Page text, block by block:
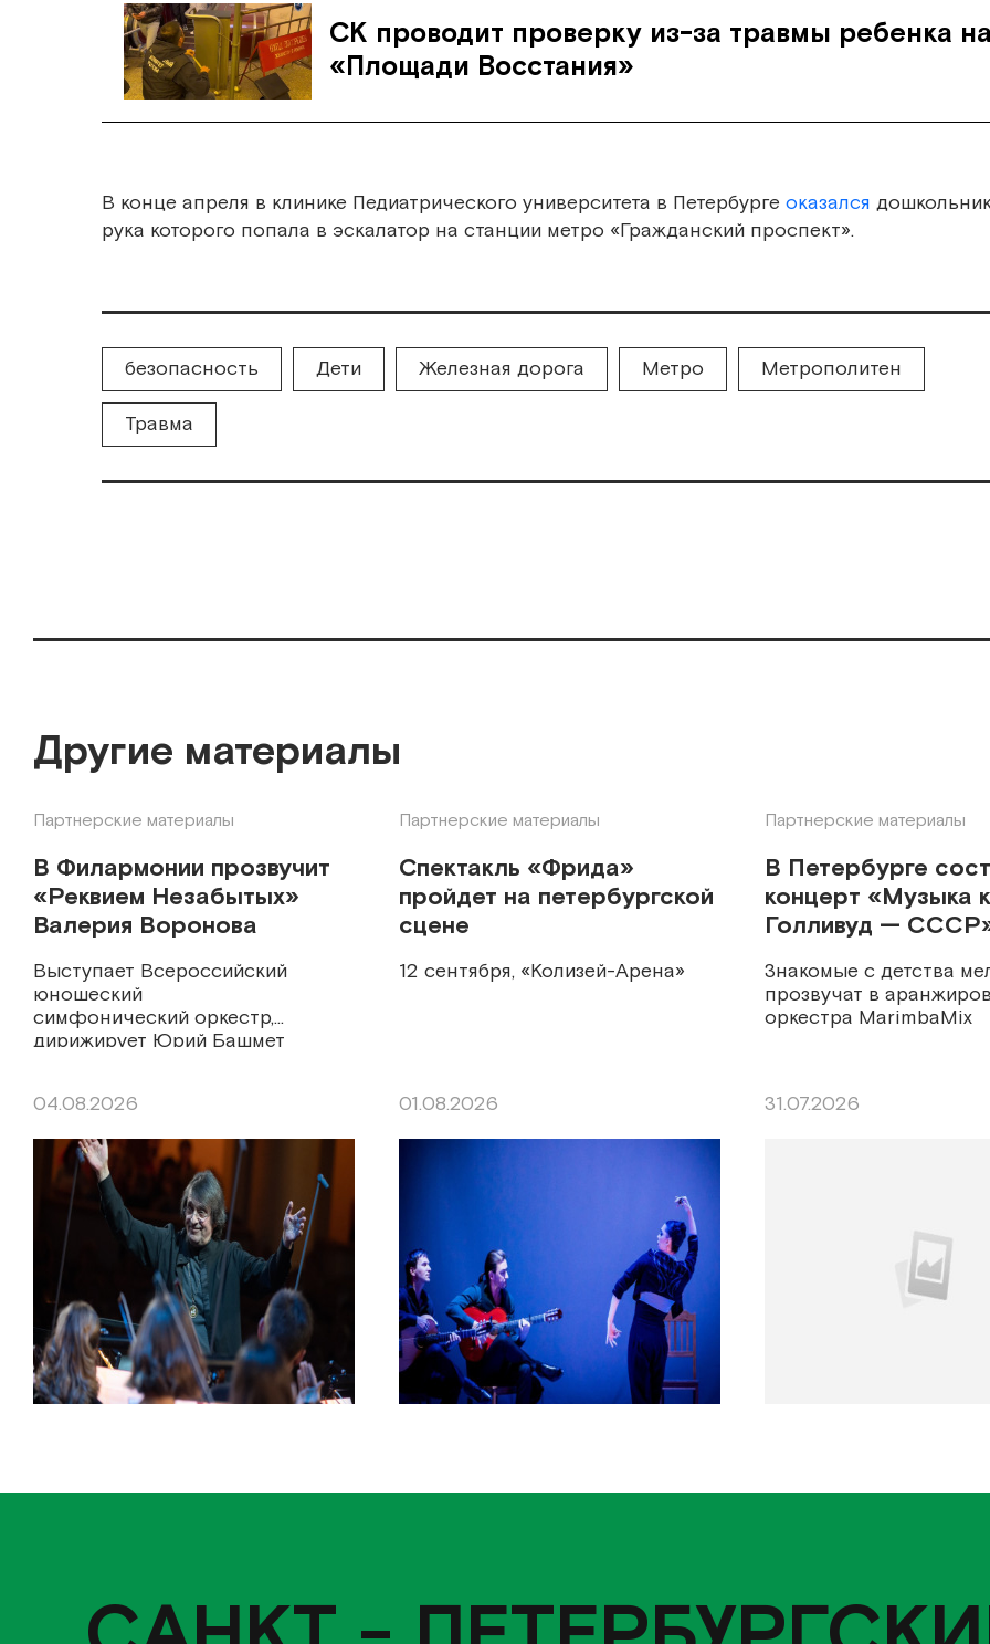
СК проводит проверку из-за травмы ребенка
«Площади Восстания»
В конце апреля в клинике Педиатрического университета в Петербурге оказался
рука которого попала в эскалатор на станции метро «Гражданский проспект».
безопасность Дети Железная дорога Метро Метрополитен
Травма
Другие материалы
Партнерские материалы
В Филармонии прозвучит
«Реквием Незабытых»
Валерия Воронова
Выступает Всероссийский
юношеский
симфонический оркестр,
дирижирует Юрий Башмет
04.08.2026
Партнерские материалы
Спектакль «Фрида»
пройдет на петербургской
сцене
12 сентября, «Колизей-Арена»
01.08.2026
Партнерские материалы
В Петербурге
концерт «Музыка
Голливуд —
Знакомые с детства
прозвучат в
оркестра MarimbaMix
31.07.2026